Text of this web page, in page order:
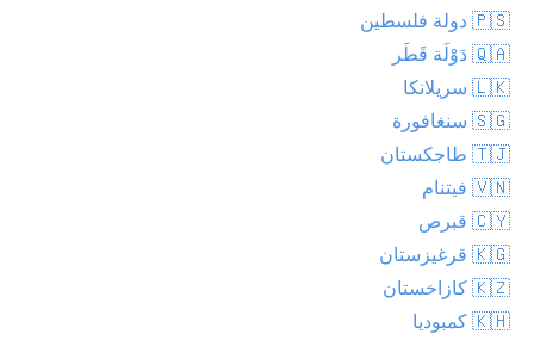
🇵🇸 دولة فلسطين
🇶🇦 دَوْلَة قَطَر
🇱🇰 سريلانكا
🇸🇬 سنغافورة
🇹🇯 طاجكستان
🇻🇳 فيتنام
🇨🇾 قبرص
🇰🇬 قرغيزستان
🇰🇿 كازاخستان
🇰🇭 كمبوديا